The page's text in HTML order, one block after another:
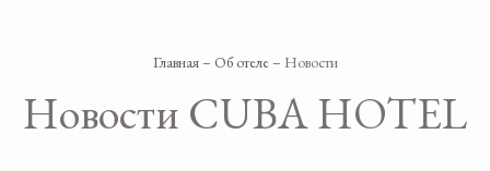
Главная– Об отеле– Новости
Новости CUBA HOTEL